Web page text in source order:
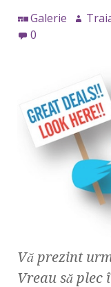
Galerie
0
Vă prezint
Vreau să plec